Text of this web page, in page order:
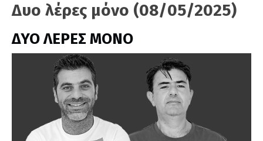
Δυο λέρες μόνο (08/05/2025)
ΔΥΟ ΛΕΡΕΣ ΜΟΝΟ